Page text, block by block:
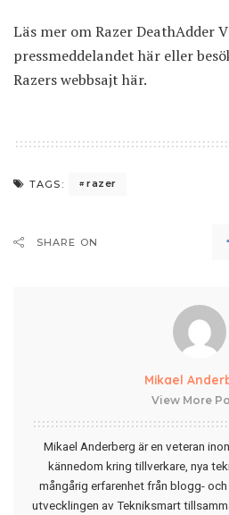
Läs mer om Razer DeathAdder
pressmeddelandet här eller
Razers webbsajt här.
TAGS: razer
SHARE ON
Mikael
View More
Mikael Anderberg är en veteran
kännedom kring tillverkare, nya
mångårig erfarenhet från blogg-
utvecklingen av Tekniksmart